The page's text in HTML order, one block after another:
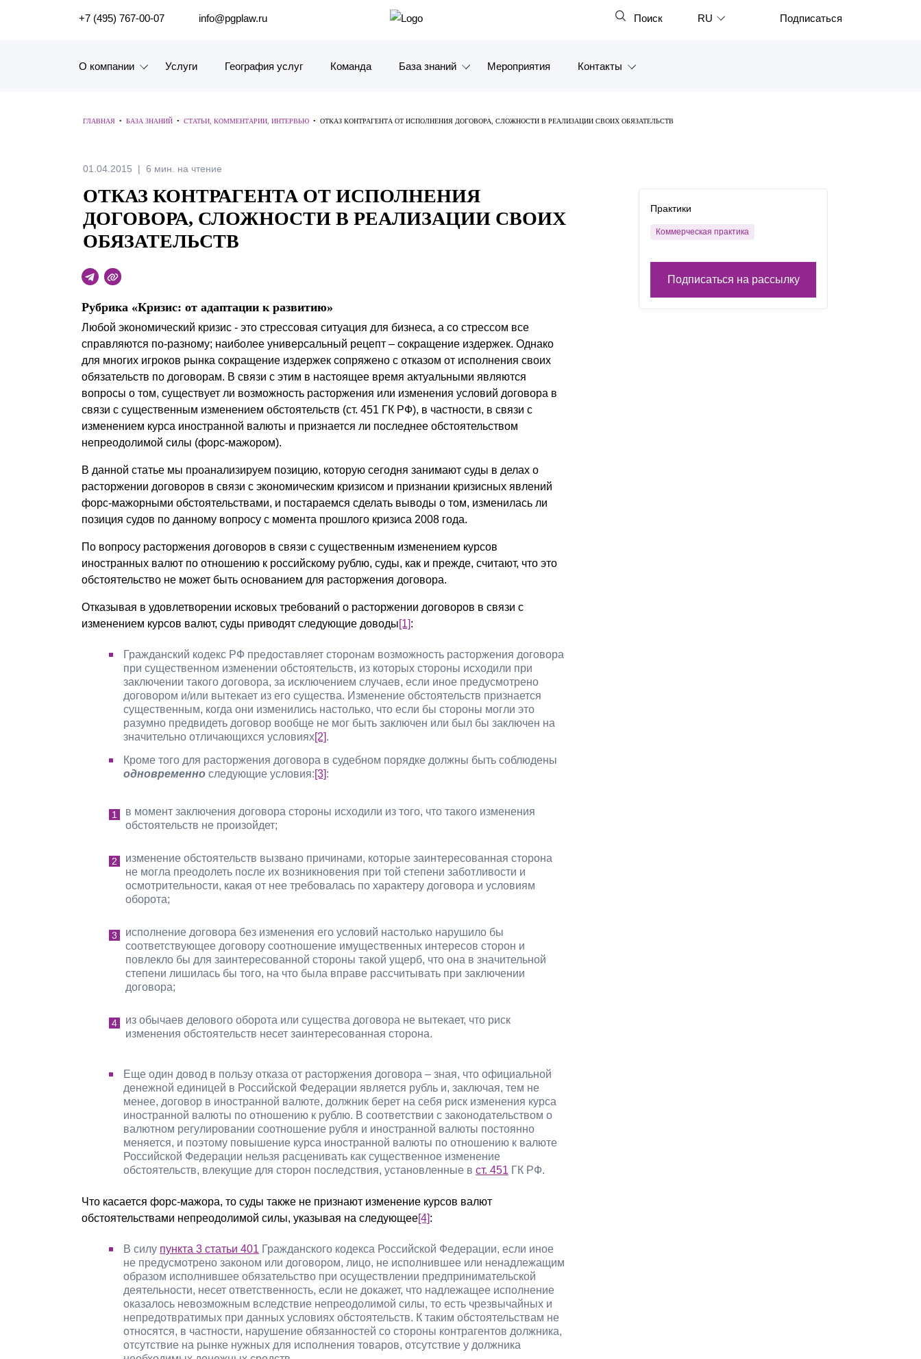
ПОИСК ПО САЙТУ Закрыть
+7 (495) 767-00-07 info@pgplaw.ru Поиск RU
日本語
Português
Türkçe
Подписаться
О компании
Наш опыт
Рейтинги, Награды, Цифры
Новости
Почему «Пепеляев Групп»?
Партнера
Социальная
ответственность
Услуги География услуг Команда База знаний
Видео
Презентации экспертов
Мероприятия Контакты
ГЛАВНАЯ • БАЗА ЗНАНИЙ • СТАТЬИ, КОММЕНТАРИИ, ИНТЕРВЬЮ • ОТКАЗ КОНТРАГЕНТА ОТ ИСПОЛНЕНИЯ ДОГОВОРА, СЛОЖНОСТИ В РЕАЛИЗАЦИИ СВОИХ ОБЯЗАТЕЛЬСТВ
01.04.2015 6 мин. на чтение
ОТКАЗ КОНТРАГЕНТА ОТ ИСПОЛНЕНИЯ
ДОГОВОРА, СЛОЖНОСТИ В РЕАЛИЗАЦИИ СВОИХ
ОБЯЗАТЕЛЬСТВ
Рубрика «Кризис: от адаптации к развитию»
Любой экономический кризис - это стрессовая ситуация для бизнеса, а со стрессом все
справляются по-разному; наиболее универсальный рецепт – сокращение издержек. Однако
для многих игроков рынка сокращение издержек сопряжено с отказом от исполнения своих
обязательств по договорам. В связи с этим в настоящее время актуальными являются
вопросы о том, существует ли возможность расторжения или изменения условий договора в
связи с существенным изменением обстоятельств (ст. 451 ГК РФ), в частности, в связи с
изменением курса иностранной валюты и признается ли последнее обстоятельством
непреодолимой силы (форс-мажором).
В данной статье мы проанализируем позицию, которую сегодня занимают суды в делах о
расторжении договоров в связи с экономическим кризисом и признании кризисных явлений
форс-мажорными обстоятельствами, и постараемся сделать выводы о том, изменилась ли
позиция судов по данному вопросу с момента прошлого кризиса 2008 года.
По вопросу расторжения договоров в связи с существенным изменением курсов
иностранных валют по отношению к российскому рублю, суды, как и прежде, считают, что это
обстоятельство не может быть основанием для расторжения договора.
Отказывая в удовлетворении исковых требований о расторжении договоров в связи с
изменением курсов валют, суды приводят следующие доводы[1]:
Гражданский кодекс РФ предоставляет сторонам возможность расторжения договора
при существенном изменении обстоятельств, из которых стороны исходили при
заключении такого договора, за исключением случаев, если иное предусмотрено
договором и/или вытекает из его существа. Изменение обстоятельств признается
существенным, когда они изменились настолько, что если бы стороны могли это
разумно предвидеть договор вообще не мог быть заключен или был бы заключен на
значительно отличающихся условиях[2].
Кроме того для расторжения договора в судебном порядке должны быть соблюдены
одновременно следующие условия:[3]:
в момент заключения договора стороны исходили из того, что такого изменения
обстоятельств не произойдет;
изменение обстоятельств вызвано причинами, которые заинтересованная сторона
не могла преодолеть после их возникновения при той степени заботливости и
осмотрительности, какая от нее требовалась по характеру договора и условиям
оборота;
исполнение договора без изменения его условий настолько нарушило бы
соответствующее договору соотношение имущественных интересов сторон и
повлекло бы для заинтересованной стороны такой ущерб, что она в значительной
степени лишилась бы того, на что была вправе рассчитывать при заключении
договора;
из обычаев делового оборота или существа договора не вытекает, что риск
изменения обстоятельств несет заинтересованная сторона.
Еще один довод в пользу отказа от расторжения договора – зная, что официальной
денежной единицей в Российской Федерации является рубль и, заключая, тем не
менее, договор в иностранной валюте, должник берет на себя риск изменения курса
иностранной валюты по отношению к рублю. В соответствии с законодательством о
валютном регулировании соотношение рубля и иностранной валюты постоянно
меняется, и поэтому повышение курса иностранной валюты по отношению к валюте
Российской Федерации нельзя расценивать как существенное изменение
обстоятельств, влекущие для сторон последствия, установленные в ст. 451 ГК РФ.
Что касается форс-мажора, то суды также не признают изменение курсов валют
обстоятельствами непреодолимой силы, указывая на следующее[4]:
В силу пункта 3 статьи 401 Гражданского кодекса Российской Федерации, если иное
не предусмотрено законом или договором, лицо, не исполнившее или ненадлежащим
образом исполнившее обязательство при осуществлении предпринимательской
деятельности, несет ответственность, если не докажет, что надлежащее исполнение
оказалось невозможным вследствие непреодолимой силы, то есть чрезвычайных и
непредотвратимых при данных условиях обстоятельств. К таким обстоятельствам не
относятся, в частности, нарушение обязанностей со стороны контрагентов должника,
отсутствие на рынке нужных для исполнения товаров, отсутствие у должника
Практики
Коммерческая практика
Подписаться на рассылку